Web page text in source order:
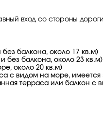
вход со стороны
балкона, около 17 кв.м)
без балкона, около 23 кв.м)
около 20 кв.м)
с видом на море,
терраса или балкон